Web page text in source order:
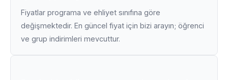
Fiyatlar programa ve ehliyet sınıfına göre
değişmektedir. En güncel fiyat için bizi arayın; öğrenci
ve grup indirimleri mevcuttur.